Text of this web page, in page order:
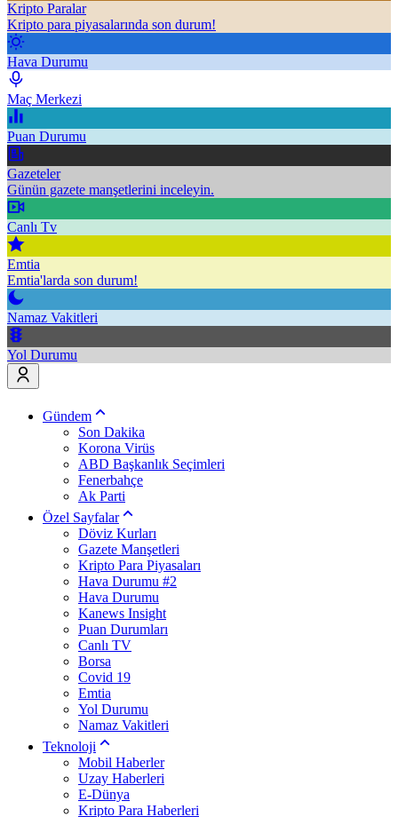
Kripto Paralar
Kripto para piyasalarında son durum!
Hava Durumu
Maç Merkezi
Puan Durumu
Gazeteler
Günün gazete manşetlerini inceleyin.
Canlı Tv
Emtia
Emtia'larda son durum!
Namaz Vakitleri
Yol Durumu
Gündem
Son Dakika
Korona Virüs
ABD Başkanlık Seçimleri
Fenerbahçe
Ak Parti
Özel Sayfalar
Döviz Kurları
Gazete Manşetleri
Kripto Para Piyasaları
Hava Durumu #2
Hava Durumu
Kanews Insight
Puan Durumları
Canlı TV
Borsa
Covid 19
Emtia
Yol Durumu
Namaz Vakitleri
Teknoloji
Mobil Haberler
Uzay Haberleri
E-Dünya
Kripto Para Haberleri